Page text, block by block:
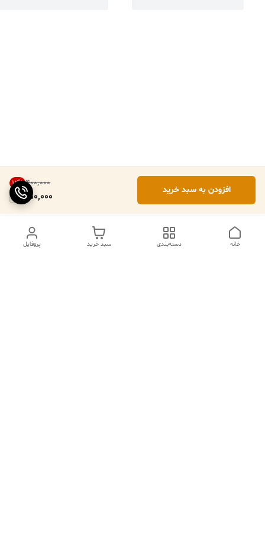
۴۰۰٬۰۰۰ 12%
350,000
افزودن به سبد خرید
پروفایل سبد خرید دسته‌بندی خانه